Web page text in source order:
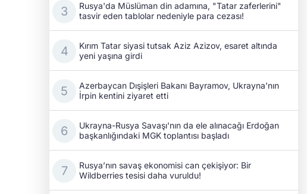
Rusya'da Müslüman din adamına, "Tatar zaferlerini"
tasvir eden tablolar nedeniyle para cezası!
Kırım Tatar siyasi tutsak Aziz Azizov, esaret altında
yeni yaşına girdi
Azerbaycan Dışişleri Bakanı Bayramov, Ukrayna'nın
İrpin kentini ziyaret etti
Ukrayna-Rusya Savaşı'nın da ele alınacağı Erdoğan
başkanlığındaki MGK toplantısı başladı
Rusya’nın savaş ekonomisi can çekişiyor: Bir
Wildberries tesisi daha vuruldu!